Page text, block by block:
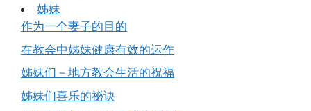
姊妹
作为一个妻子的目的
在教会中姊妹健康有效的运作
姊妹们－地方教会生活的祝福
姊妹们喜乐的祕诀